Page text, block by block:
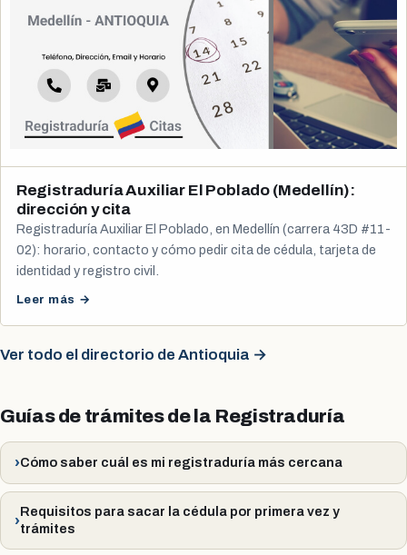
Registraduría Auxiliar El Poblado (Medellín):
dirección y cita
Registraduría Auxiliar El Poblado, en Medellín (carrera 43D #11-
02): horario, contacto y cómo pedir cita de cédula, tarjeta de
identidad y registro civil.
Leer más →
Ver todo el directorio de Antioquia →
Guías de trámites de la Registraduría
Cómo saber cuál es mi registraduría más cercana
Requisitos para sacar la cédula por primera vez y
trámites